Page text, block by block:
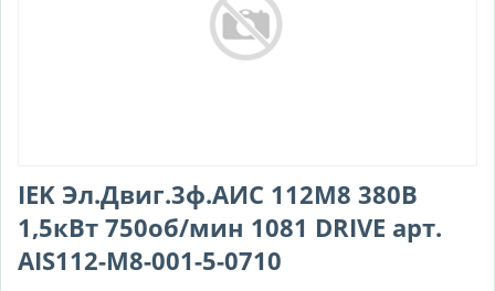
IEK Эл.Двиг.3ф.АИС 112M8 380В
1,5кВт 750об/мин 1081 DRIVE арт.
AIS112-M8-001-5-0710